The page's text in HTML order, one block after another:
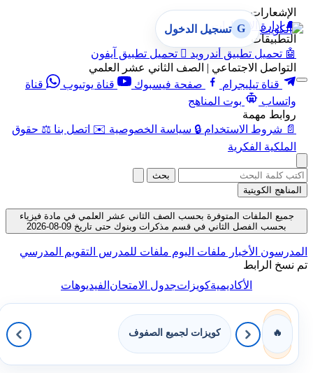
الإشعارات
🔔 إدارة الإشعارات
التطبيقات
🤖 تحميل تطبيق أندرويد  تحميل تطبيق آيفون
التواصل الاجتماعي | الصف الثاني عشر العلمي
قناة تيليجرام
صفحة فيسبوك قناة يوتيوب
قناة
واتساب
بوت المناهج
روابط مهمة
📄 شروط الاستخدام 🔒 سياسة الخصوصية ✉️ اتصل بنا ⚖️ حقوق
الملكية الفكرية
G تسجيل الدخول
بحث
المناهج الكويتية
جميع الملفات المتوفرة بحسب الصف الثاني عشر العلمي في مادة فيزياء
بحسب الفصل الثاني في قسم مذكرات وبنوك حتى تاريخ 09-08-2026
المدرسون الأخبار ملفات اليوم ملفات للمدرس التقويم المدرسي
تم نسخ الرابط
الأكاديميةكويزاتجدول الامتحانالفيديوهات
🔥 كويزات لجميع الصفوف